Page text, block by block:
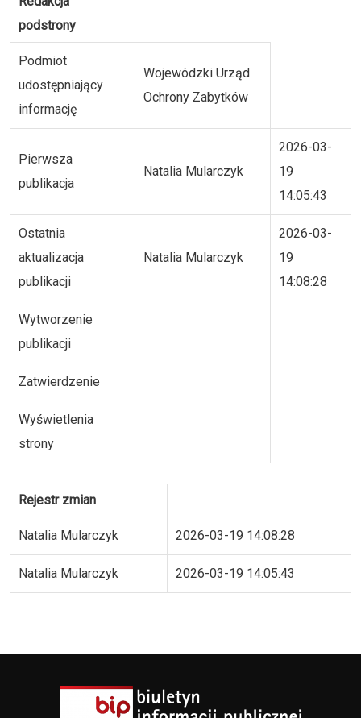
podstrony
Podmiot
udostępniający
informację
Wojewódzki Urząd
Ochrony Zabytków
Pierwsza
publikacja
Natalia Mularczyk
2026-03-
19
14:05:43
Ostatnia
aktualizacja
publikacji
Natalia Mularczyk
2026-03-
19
14:08:28
Wytworzenie
publikacji
Zatwierdzenie
Wyświetlenia
strony
Rejestr zmian
Natalia Mularczyk 2026-03-19 14:08:28
Natalia Mularczyk 2026-03-19 14:05:43